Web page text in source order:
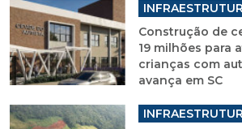
Construção de
19 milhões para
crianças com
avança em SC